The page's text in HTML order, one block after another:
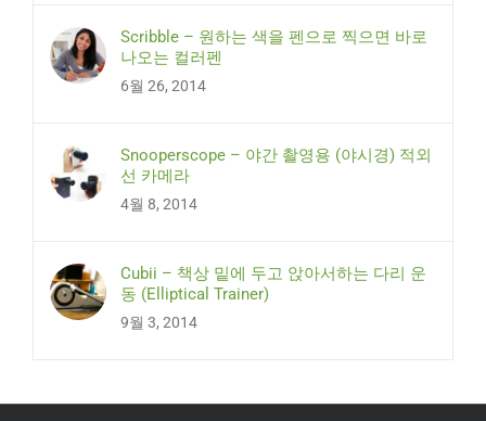
Scribble – 원하는 색을 펜으로 찍으면 바로
나오는 컬러펜
6월 26, 2014
Snooperscope – 야간 촬영용 (야시경) 적외
선 카메라
4월 8, 2014
Cubii – 책상 밑에 두고 앉아서하는 다리 운
동 (Elliptical Trainer)
9월 3, 2014